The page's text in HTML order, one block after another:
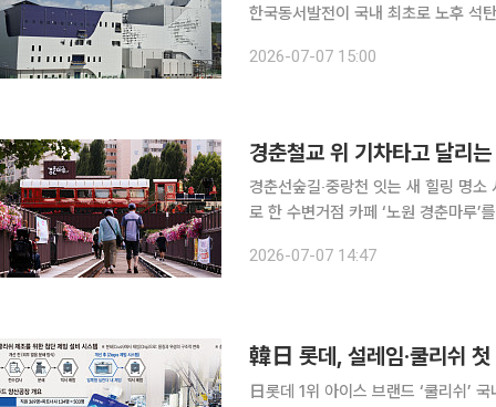
한국동서발전이 국내 최초로 노후 석
2026-07-07 15:00
경춘선숲길‧중랑천 잇는 새 힐링 명소 서울특별시 노원구가 중랑천 경춘철교 상부에 기차를 모티브
로 한 수변거점 카페 ‘노원 경춘마루’를
연계돼 숲길과 물길을 잇는 새로운 휴
2026-07-07 14:47
日롯데 1위 아이스 브랜드 ‘쿨리쉬’